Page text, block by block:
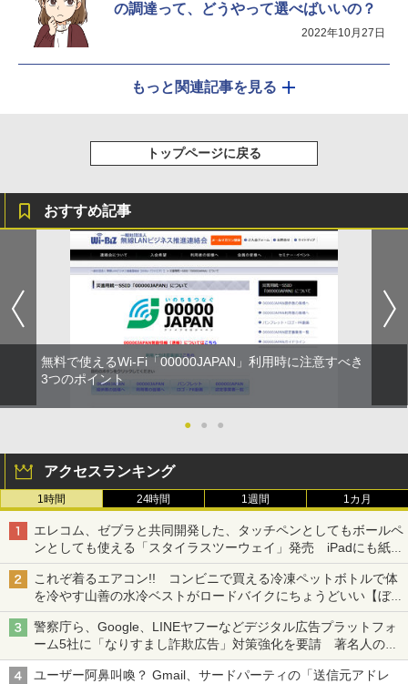
の調達って、どうやって選べばいいの？
2022年10月27日
もっと関連記事を見る
トップページに戻る
おすすめ記事
無料で使えるWi-Fi「00000JAPAN」利用時に注意すべき
3つのポイント
● ● ●
アクセスランキング
1時間 24時間 1週間 1カ月
エレコム、ゼブラと共同開発した、タッチペンとしてもボールペ
ンとしても使える「スタイラスツーウェイ」発売 iPadにも紙に
も、持ち替えずに書き込める
これぞ着るエアコン!! コンビニで買える冷凍ペットボトルで体
を冷やす山善の水冷ベストがロードバイクにちょうどいい【ぼっ
ち・ざ・ろーど！その14】【空いた時間でなにしてる？】
警察庁ら、Google、LINEヤフーなどデジタル広告プラットフォ
ーム5社に「なりすまし詐欺広告」対策強化を要請 著名人の写
真や映像を使った投資詐欺などへの対策として
ユーザー阿鼻叫喚？ Gmail、サードパーティの「送信元アドレ